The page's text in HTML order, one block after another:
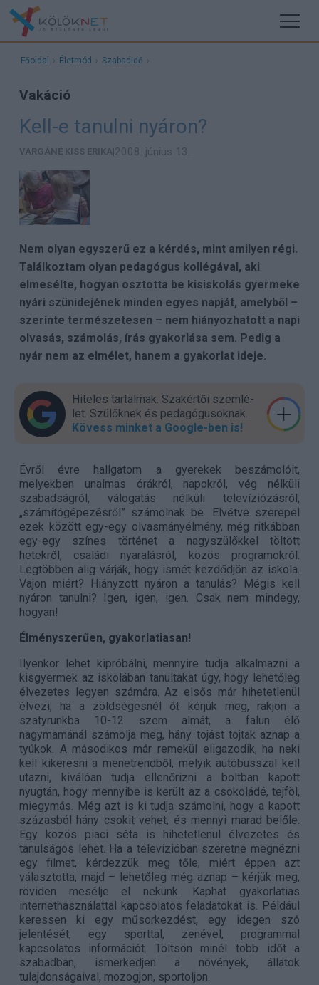
Főoldal › Életmód › Szabadidő ›
Vakáció
Kell-e tanulni nyáron?
VARGÁNÉ KISS ERIKA|2008. június 13.
Nem olyan egyszerű ez a kérdés, mint amilyen régi.
Találkoztam olyan pedagógus kollégával, aki
elmesélte, hogyan osztotta be kisiskolás gyermeke
nyári szünidejének minden egyes napját, amelyből –
szerinte természetesen – nem hiányozhatott a napi
olvasás, számolás, írás gyakorlása sem. Pedig a
nyár nem az elmélet, hanem a gyakorlat ideje.
Hiteles tartalmak. Szakér­tői szem­lé­
let. Szülők­nek és pedagógu­sok­nak.
Kövess minket a Google-ben is!
Évről évre hallgatom a gyerekek beszámolóit,
melyekben unalmas órákról, napokról, vég nélküli
szabadságról, válogatás nélküli televíziózásról,
„számítógépezésről” számolnak be. Elvétve szerepel
ezek között egy-egy olvasmányélmény, még ritkábban
egy-egy színes történet a nagyszülőkkel töltött
hetekről, családi nyaralásról, közös programokról.
Legtöbben alig várják, hogy ismét kezdődjön az iskola.
Vajon miért? Hiányzott nyáron a tanulás? Mégis kell
nyáron tanulni? Igen, igen, igen. Csak nem mindegy,
hogyan!
Élményszerűen, gyakorlatiasan!
Ilyenkor lehet kipróbálni, mennyire tudja alkalmazni a
kisgyermek az iskolában tanultakat úgy, hogy lehetőleg
élvezetes legyen számára. Az elsős már hihetetlenül
élvezi, ha a zöldségesnél őt kérjük meg, rakjon a
szatyrunkba 10-12 szem almát, a falun élő
nagymamánál számolja meg, hány tojást tojtak aznap a
tyúkok. A másodikos már remekül eligazodik, ha neki
kell kikeresni a menetrendből, melyik autóbusszal kell
utazni, kiválóan tudja ellenőrizni a boltban kapott
nyugtán, hogy mennyibe is került az a csokoládé, tejföl,
miegymás. Még azt is ki tudja számolni, hogy a kapott
százasból hány csokit vehet, és mennyi marad belőle.
Egy közös piaci séta is hihetetlenül élvezetes és
tanulságos lehet. Ha a televízióban szeretne megnézni
egy filmet, kérdezzük meg tőle, miért éppen azt
választotta, majd – lehetőleg még aznap – kérjük meg,
röviden mesélje el nekünk. Kaphat gyakorlatias
internethasználattal kapcsolatos feladatokat is. Például
keressen ki egy műsorkezdést, egy idegen szó
jelentését, egy sporttal, zenével, programmal
kapcsolatos információt. Töltsön minél több időt a
szabadban, ismerkedjen a növények, állatok
tulajdonságaival, mozogjon, sportoljon.